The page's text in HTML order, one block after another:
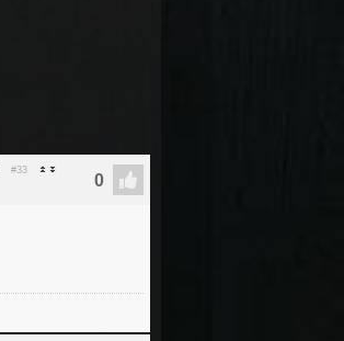
#33